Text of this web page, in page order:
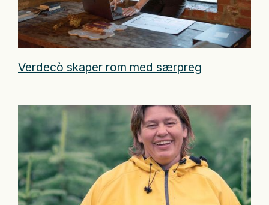
Verdecò skaper rom med særpreg